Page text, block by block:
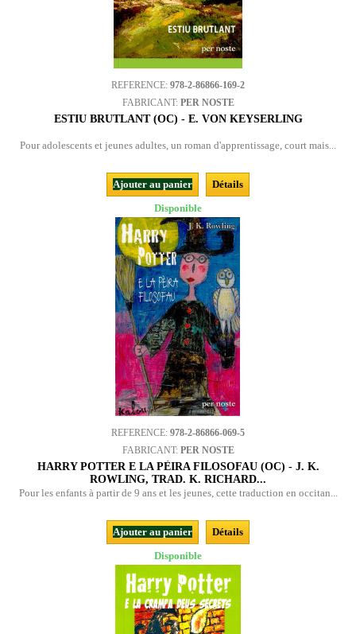
REFERENCE: 978-2-86866-169-2
FABRICANT: PER NOSTE
ESTIU BRUTLANT (OC) - E. VON KEYSERLING
Pour adolescents et jeunes adultes, un roman d'apprentissage, court mais...
Ajouter au panier
Détails
Disponible
REFERENCE: 978-2-86866-069-5
FABRICANT: PER NOSTE
HARRY POTTER E LA PÈIRA FILOSOFAU (OC) - J. K.
ROWLING, TRAD. K. RICHARD...
Pour les enfants à partir de 9 ans et les jeunes, cette traduction en occitan...
Ajouter au panier
Détails
Disponible